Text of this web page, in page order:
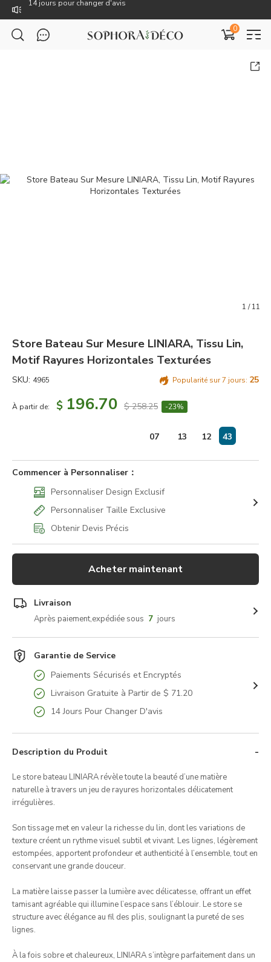
Livraison gratuite dès 59€
TTC : Prix incluant toutes les taxes, dont la TVA.
0
1 /11
Store Bateau Sur Mesure LINIARA, Tissu Lin,
Motif Rayures Horizontales Texturées
SKU: 4965 Popularité sur 7 jours: 25
À partir de: $ 196.70 $ 258.25 -23%
07 13 12 43
Commencer à Personnaliser：
Personnaliser Design Exclusif
Personnaliser Taille Exclusive
Obtenir Devis Précis
Acheter maintenant
Livraison
Après paiement,expédiée sous 7 jours
Garantie de Service
Paiements Sécurisés et Encryptés
Livraison Gratuite à Partir de $ 71.20
14 Jours Pour Changer D'avis
Description du Produit
Le store bateau LINIARA révèle toute la beauté d’une matière
naturelle à travers un jeu de rayures horizontales délicatement
irrégulières.
Son tissage met en valeur la richesse du lin, dont les variations de
texture créent un rythme visuel subtil et vivant. Les lignes, légèrement
estompées, apportent profondeur et authenticité à l’ensemble, tout en
conservant une grande douceur.
La matière laisse passer la lumière avec délicatesse, offrant un effet
tamisant agréable qui illumine l’espace sans l’éblouir. Le store se
structure avec élégance au fil des plis, soulignant la pureté de ses
lignes.
À la fois sobre et chaleureux, LINIARA s’intègre parfaitement dans un